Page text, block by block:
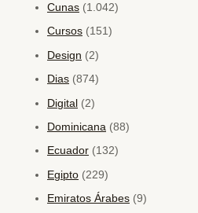
Cunas (1.042)
Cursos (151)
Design (2)
Dias (874)
Digital (2)
Dominicana (88)
Ecuador (132)
Egipto (229)
Emiratos Árabes (9)